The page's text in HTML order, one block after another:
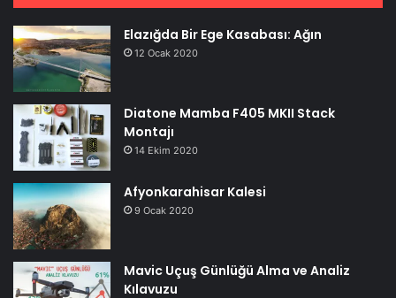
Elazığda Bir Ege Kasabası: Ağın
12 Ocak 2020
Diatone Mamba F405 MKII Stack
Montajı
14 Ekim 2020
Afyonkarahisar Kalesi
9 Ocak 2020
Mavic Uçuş Günlüğü Alma ve Analiz
Kılavuzu